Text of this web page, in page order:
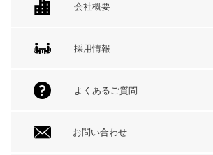
会社概要
採用情報
よくあるご質問
お問い合わせ